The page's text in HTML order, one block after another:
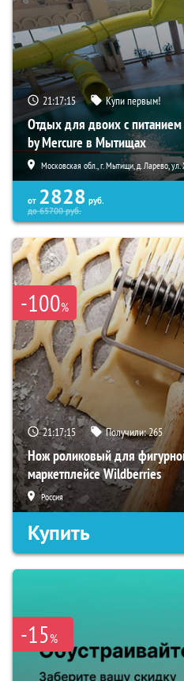
21:17:13 Купи первым!
Отдых для двоих с
by Mercure в Мытищах
Московская обл., г. Мытищи, д. Ларево, ул.
от 2828 руб.
до65700руб.
-100%
21:17:13 Получили:265
Нож роликовый для
маркетплейсе Wildberries
Россия
Купить
-15%